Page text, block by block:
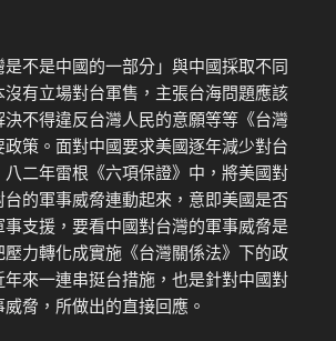
不是中國的一部分」與中國採取不同
有立場對台軍售，主張台海問題應該
不得違反台灣人民的意願等等《台灣
策。面對中國要求美國逐年減少對台
二年雷根《六項保證》中，將美國對
的軍事威脅連動起來，意即美國是否
支援，要看中國對台灣的軍事威脅是
力轉化成實施《台灣關係法》下的政
來一連串挺台措施，也是針對中國對
脅，所做出的直接回應。